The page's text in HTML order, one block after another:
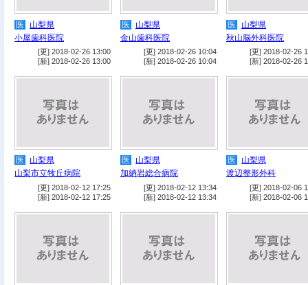
医
山梨県
小屋歯科医院
[更] 2018-02-26 13:00
[新] 2018-02-26 13:00
医
山梨県
金山歯科医院
[更] 2018-02-26 10:04
[新] 2018-02-26 10:04
医
山梨県
秋山脳外科医院
[更] 2018-02-26
[新] 2018-02-26
医
山梨県
山梨市立牧丘病院
[更] 2018-02-12 17:25
[新] 2018-02-12 17:25
医
山梨県
加納岩総合病院
[更] 2018-02-12 13:34
[新] 2018-02-12 13:34
医
山梨県
渡辺整形外科
[更] 2018-02-06
[新] 2018-02-06